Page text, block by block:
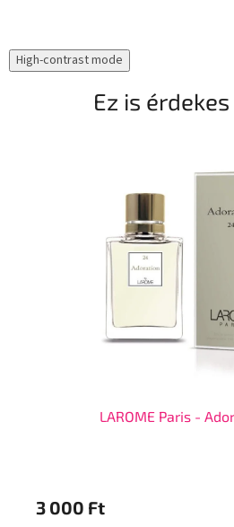
High-contrast mode
Ez is
LAROME Paris -
3 000 Ft